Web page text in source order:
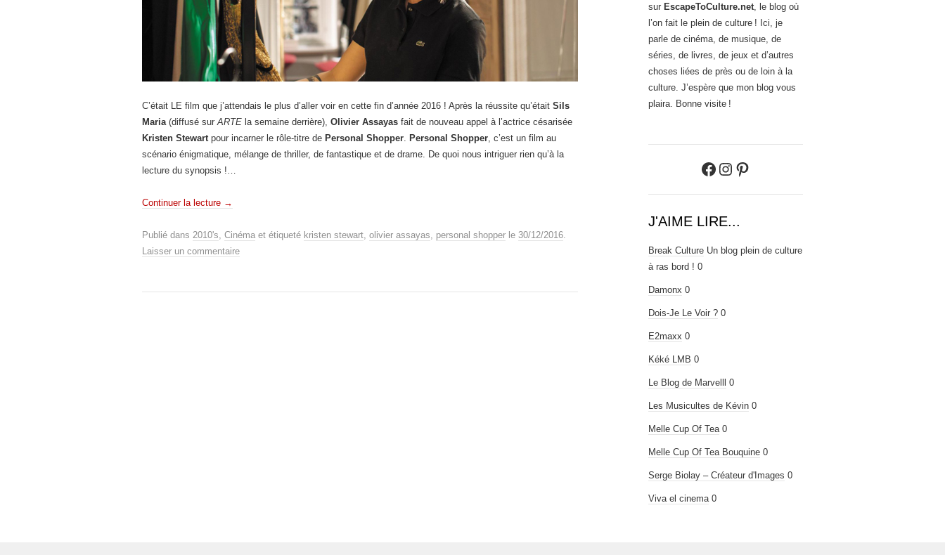
C’était LE film que j’attendais le plus d’aller voir en cette fin d’année 2016 ! Après la réussite qu’était Sils
Maria (diffusé sur ARTE la semaine derrière), Olivier Assayas fait de nouveau appel à l’actrice césarisée
Kristen Stewart pour incarner le rôle-titre de Personal Shopper Personal Shopper , c’est un film au
scénario énigmatique, mélange de thriller, de fantastique et de drame. De quoi nous intriguer rien qu’à la
lecture du synopsis !…
Continuer la lecture →
Publié dans 2010's Cinéma et étiqueté kristen stewart olivier assayas personal shopper le 30/12/2016
Laisser un commentaire
sur EscapeToCulture.net , le blog où
l’on fait le plein de culture ! Ici, je
parle de cinéma, de musique, de
séries, de livres, de jeux et d’autres
choses liées de près ou de loin à la
culture. J’espère que mon blog vous
plaira. Bonne visite !
Facebook
Instagram
Pinterest
J'AIME LIRE...
Break Culture Un blog plein de culture
à ras bord ! 0
Damonx 0
Dois-Je Le Voir ? 0
E2maxx 0
Kéké LMB 0
Le Blog de Marvelll 0
Les Musicultes de Kévin 0
Melle Cup Of Tea 0
Melle Cup Of Tea Bouquine 0
Serge Biolay – Créateur d'Images 0
Viva el cinema 0